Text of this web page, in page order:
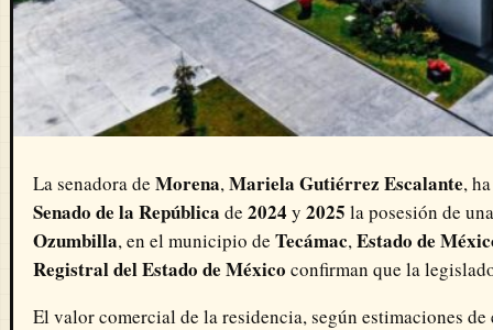
La senadora de Morena,Mariela Gutiérrez Escalante,
Senado de la República de 2024 y 2025 la posesión de
Ozumbilla, en el municipio de Tecámac,Estado de
Registral del Estado de México confirman que la
El valor comercial de la residencia, según estimaciones